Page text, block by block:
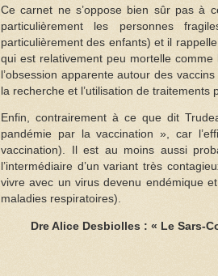
Ce carnet ne s’oppose bien sûr pas à
particulièrement les personnes
particulièrement des enfants) et il
qui est relativement peu mortelle
l’obsession apparente autour des
la recherche et l’utilisation de traitements
Enfin, contrairement à ce que dit
pandémie par la vaccination », car
vaccination). Il est au moins aussi
l’intermédiaire d’un variant très
vivre avec un virus devenu endémique
maladies respiratoires).
Dre Alice Desbiolles : « Le Sars-